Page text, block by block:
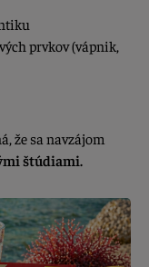
prvkov (vápnik,
že sa navzájom
štúdiami.